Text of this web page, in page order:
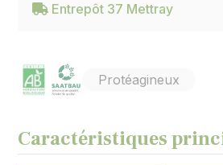
Entrepôt 37 Mettray
Protéagineux
Caractéristiques